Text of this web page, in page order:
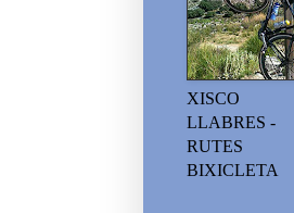
XISCO
LLABRES -
RUTES
BIXICLETA